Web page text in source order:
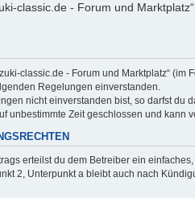
classic.de - Forum und
classic.de - Forum und Marktplatz“
Regelungen einverstanden.
nicht einverstanden bist, so darfst du
unbestimmte Zeit geschlossen und
erteilst du dem Betreiber ein
2, Unterpunkt a bleibt auch nach